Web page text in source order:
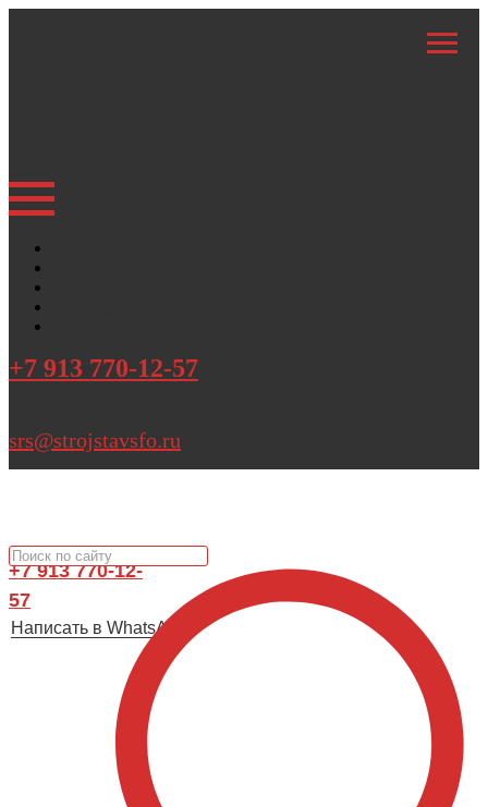
+7 913 770-12-57
srs@strojstavsfo.ru
+7 913 770-12-
57
Написать в WhatsApp